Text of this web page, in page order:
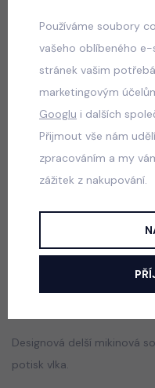
Letní
skladem
395 Kč
Army
290 Kč
Designová delší mikinová
potisk vlka.
Používáme soubory
vašeho oblíbeného
stránek vašim
marketingovým
Googlu i dalších
Přijmout vše nám
zpracováním a my
zážitek z nakupování.